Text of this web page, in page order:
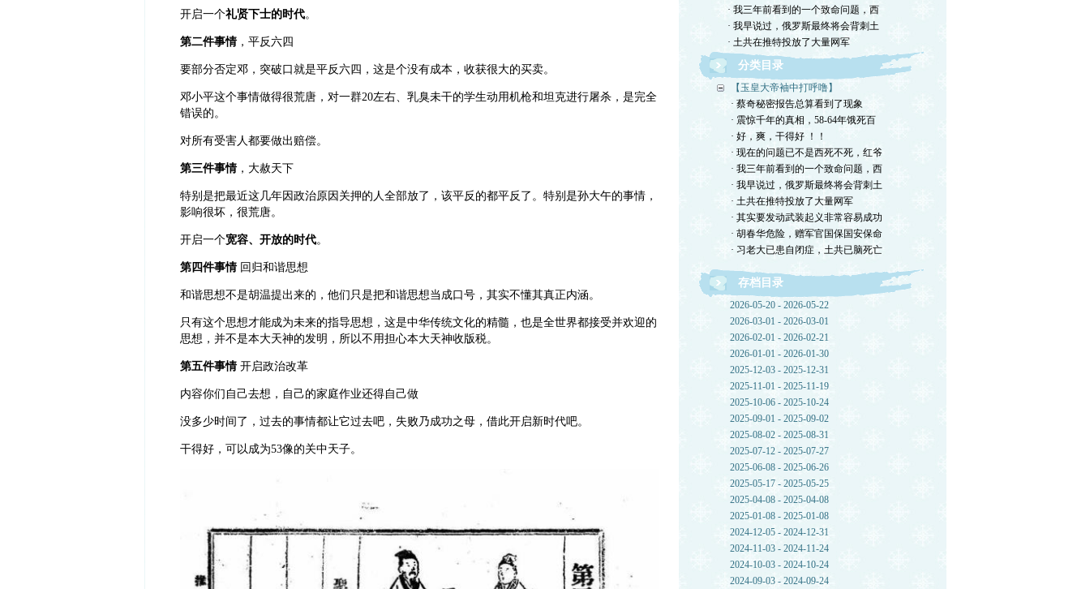
开启一个礼贤下士的时代。
第二件事情，平反六四
要部分否定邓，突破口就是平反六四，这是个没有成本，收获很大的买卖。
邓小平这个事情做得很荒唐，对一群20左右、乳臭未干的学生动用机枪和坦克进行屠杀，是完全
错误的。
对所有受害人都要做出赔偿。
第三件事情，大赦天下
特别是把最近这几年因政治原因关押的人全部放了，该平反的都平反了。特别是孙大午的事情，
影响很坏，很荒唐。
开启一个宽容、开放的时代。
第四件事情回归和谐思想
和谐思想不是胡温提出来的，他们只是把和谐思想当成口号，其实不懂其真正内涵。
只有这个思想才能成为未来的指导思想，这是中华传统文化的精髓，也是全世界都接受并欢迎的
思想，并不是本大天神的发明，所以不用担心本大天神收版税。
第五件事情开启政治改革
内容你们自己去想，自己的家庭作业还得自己做
没多少时间了，过去的事情都让它过去吧，失败乃成功之母，借此开启新时代吧。
干得好，可以成为53像的关中天子。
· 我三年前看到的一个致命问题，西
· 我早说过，俄罗斯最终将会背刺土
· 土共在推特投放了大量网军
分类目录
【玉皇大帝袖中打呼噜】
· 蔡奇秘密报告总算看到了现象
· 震惊千年的真相，58-64年饿死百
· 好，爽，干得好 ！！
· 现在的问题已不是西死不死，红爷
· 我三年前看到的一个致命问题，西
· 我早说过，俄罗斯最终将会背刺土
· 土共在推特投放了大量网军
· 其实要发动武装起义非常容易成功
· 胡春华危险，赠军官国保国安保命
· 习老大已患自闭症，土共已脑死亡
存档目录
2026-05-20 - 2026-05-22
2026-03-01 - 2026-03-01
2026-02-01 - 2026-02-21
2026-01-01 - 2026-01-30
2025-12-03 - 2025-12-31
2025-11-01 - 2025-11-19
2025-10-06 - 2025-10-24
2025-09-01 - 2025-09-02
2025-08-02 - 2025-08-31
2025-07-12 - 2025-07-27
2025-06-08 - 2025-06-26
2025-05-17 - 2025-05-25
2025-04-08 - 2025-04-08
2025-01-08 - 2025-01-08
2024-12-05 - 2024-12-31
2024-11-03 - 2024-11-24
2024-10-03 - 2024-10-24
2024-09-03 - 2024-09-24